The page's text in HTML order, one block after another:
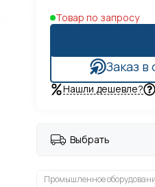
Товар по запросу
Заказ в
Нашли дешевле?
Выбрать
Промышленное